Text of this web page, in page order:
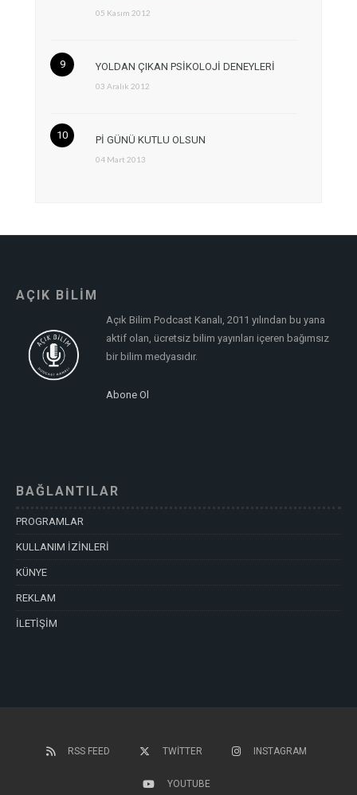
05 Kasım 2012
YOLDAN ÇIKAN PSİKOLOJİ DENEYLERİ
03 Aralık 2012
Pİ GÜNÜ KUTLU OLSUN
04 Mart 2013
AÇIK BİLİM
Açık Bilim Podcast Kanalı, 2011 yılından bu yana
aktif olan, ücretsiz bilim yayınları içeren bağımsız
bir bilim medyasıdır.
Abone Ol
BAĞLANTILAR
PROGRAMLAR
KULLANIM İZİNLERİ
KÜNYE
REKLAM
İLETİŞİM
RSS FEED TWITTER INSTAGRAM
YOUTUBE